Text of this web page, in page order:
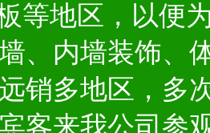
等地区，以便
、内墙装饰、
销多地区，多
宾客来我公司参